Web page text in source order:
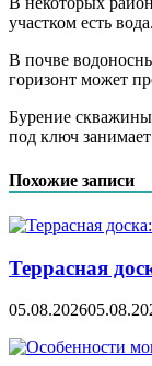
участком есть вода.
В почве
горизонт может
Бурение
под ключ
Похожие записи
Террасная
05.08.2026